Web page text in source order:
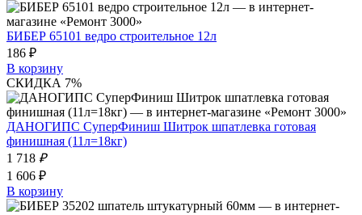
БИБЕР 65101 ведро строительное 12л
186 ₽
В корзину
СКИДКА 7%
ДАНОГИПС СуперФиниш Шитрок шпатлевка готовая
финишная (11л=18кг)
1 718 ₽
1 606 ₽
В корзину